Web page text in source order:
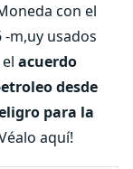
con el
m,uy usados
acuerdo
desde
para la
aquí!